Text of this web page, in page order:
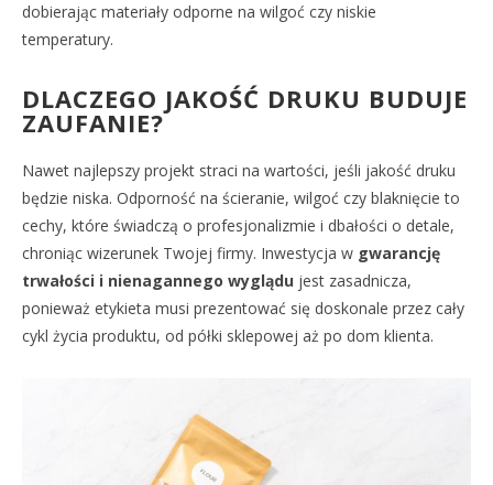
dobierając materiały odporne na wilgoć czy niskie
temperatury.
DLACZEGO JAKOŚĆ DRUKU BUDUJE
ZAUFANIE?
Nawet najlepszy projekt straci na wartości, jeśli jakość druku
będzie niska. Odporność na ścieranie, wilgoć czy blaknięcie to
cechy, które świadczą o profesjonalizmie i dbałości o detale,
chroniąc wizerunek Twojej firmy. Inwestycja w gwarancję
trwałości i nienagannego wyglądu jest zasadnicza,
ponieważ etykieta musi prezentować się doskonale przez cały
cykl życia produktu, od półki sklepowej aż po dom klienta.